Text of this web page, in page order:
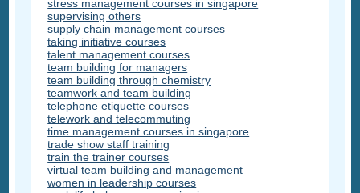
stress management courses in singapore
supervising others
supply chain management courses
taking initiative courses
talent management courses
team building for managers
team building through chemistry
teamwork and team building
telephone etiquette courses
telework and telecommuting
time management courses in singapore
trade show staff training
train the trainer courses
virtual team building and management
women in leadership courses